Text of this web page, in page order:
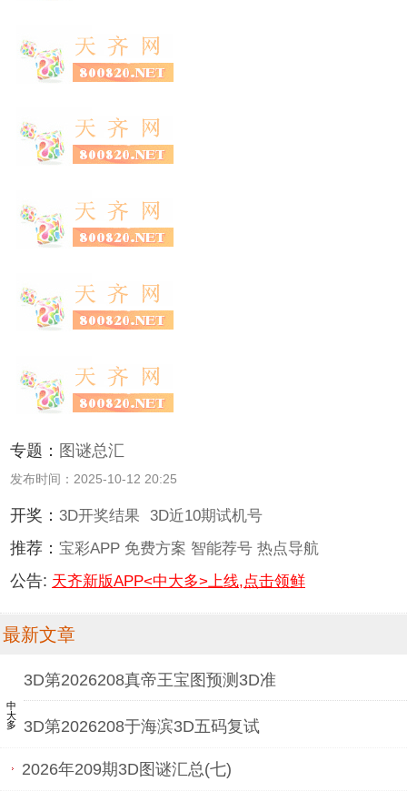
专题： 图谜总汇
发布时间：2025-10-12 20:25
开奖： 3D开奖结果 3D近10期试机号
推荐： 宝彩APP 免费方案 智能荐号 热点导航
公告: 天齐新版APP<中大多>上线,点击领鲜
最新文章
中大多
3D第2026208真帝王宝图预测3D准
3D第2026208于海滨3D五码复试
2026年209期3D图谜汇总(七)